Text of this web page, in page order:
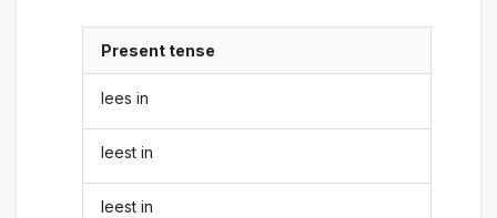
Present tense
lees in
leest in
leest in